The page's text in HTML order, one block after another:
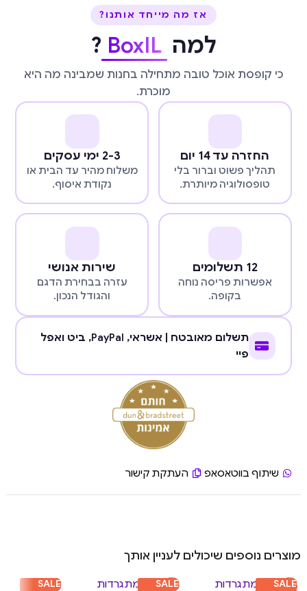
אז מה מייחד אותנו?
למה BoxIL
?
כי קופסת אוכל טובה מתחילה בחנות שמבינה מה היא
מוכרת.
החזרה עד 14 יום
תהליך פשוט וברור בלי
טופסולוגיה מיותרת.
2-3 ימי עסקים
משלוח מהיר עד הבית או
נקודת איסוף.
12 תשלומים
אפשרות פריסה נוחה
בקופה.
שירות אנושי
עזרה בבחירת הדגם
והגודל הנכון.
תשלום מאובטח | אשראי, PayPal, ביט ואפל
פיי
שיתוף בווטאסאפ העתקת קישור
מוצרים נוספים שיכולים לעניין אותך
SALE
SALE
SALE